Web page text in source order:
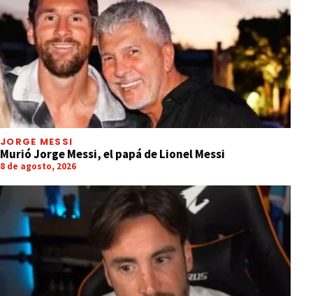
JORGE MESSI
Murió Jorge Messi, el papá de Lionel Messi
8 de agosto, 2026